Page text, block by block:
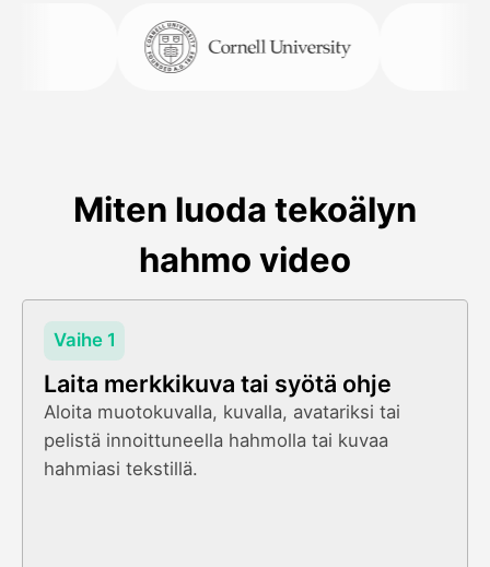
Miten luoda tekoälyn
hahmo video
Vaihe 1
Laita merkkikuva tai syötä ohje
Aloita muotokuvalla, kuvalla, avatariksi tai
pelistä innoittuneella hahmolla tai kuvaa
hahmiasi tekstillä.